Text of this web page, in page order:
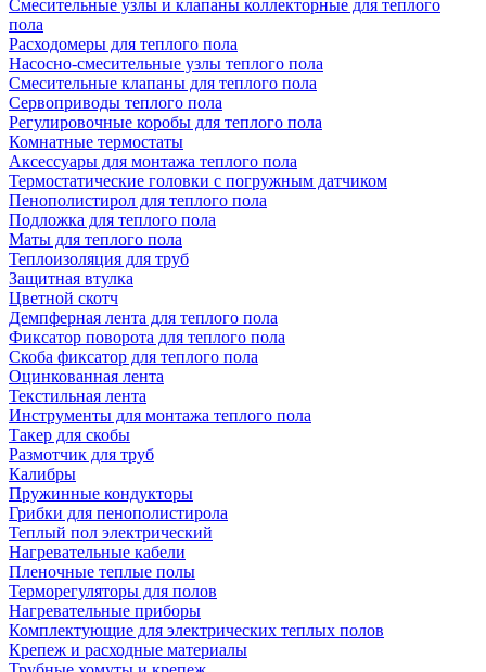
Смесительные узлы и клапаны коллекторные для теплого
пола
Расходомеры для теплого пола
Насосно-смесительные узлы теплого пола
Смесительные клапаны для теплого пола
Сервоприводы теплого пола
Регулировочные коробы для теплого пола
Комнатные термостаты
Аксессуары для монтажа теплого пола
Термостатические головки с погружным датчиком
Пенополистирол для теплого пола
Подложка для теплого пола
Маты для теплого пола
Теплоизоляция для труб
Защитная втулка
Цветной скотч
Демпферная лента для теплого пола
Фиксатор поворота для теплого пола
Скоба фиксатор для теплого пола
Оцинкованная лента
Текстильная лента
Инструменты для монтажа теплого пола
Такер для скобы
Размотчик для труб
Калибры
Пружинные кондукторы
Грибки для пенополистирола
Теплый пол электрический
Нагревательные кабели
Пленочные теплые полы
Терморегуляторы для полов
Нагревательные приборы
Комплектующие для электрических теплых полов
Крепеж и расходные материалы